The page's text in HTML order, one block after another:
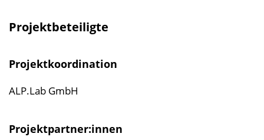
n
o
d
z
Projektbeteiligte
Projektkoordination
ALP.Lab GmbH
Projektpartner:innen